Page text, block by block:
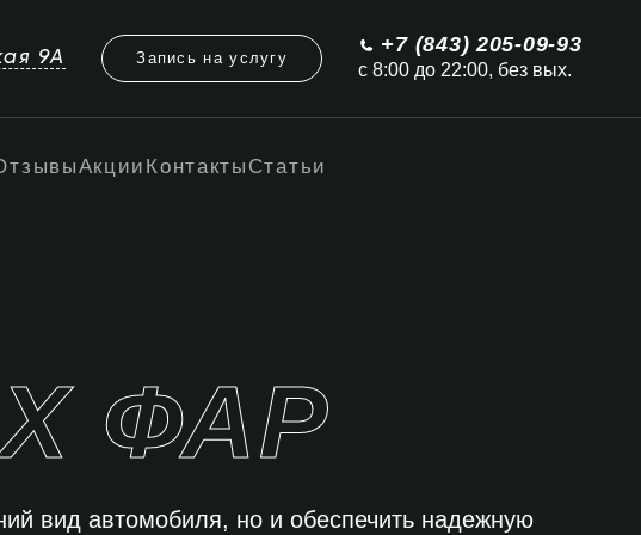
9А Запись на услугу
+7 (843) 205-09-93
с 8:00 до 22:00, без вых.
Акции Контакты Статьи
ФАР
вид автомобиля, но и обеспечить надежную